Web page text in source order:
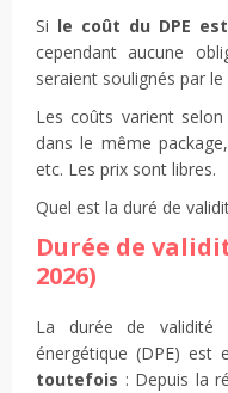
Si le coût du DPE
cependant aucune
seraient soulignés par
Les coûts varient
dans le même
etc. Les prix sont libres.
Quel est la duré de
Durée de
2026)
La durée de validité
énergétique (DPE) est
toutefois : Depuis la